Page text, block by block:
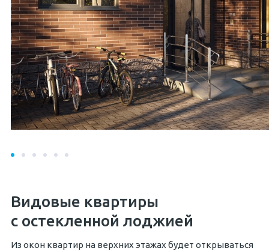
Видовые квартиры
с остекленной лоджией
Из окон квартир на верхних этажах будет открываться